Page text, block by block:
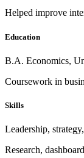
Helped improve
Education
B.A. Economics,
Coursework in
Skills
Leadership,
Research,